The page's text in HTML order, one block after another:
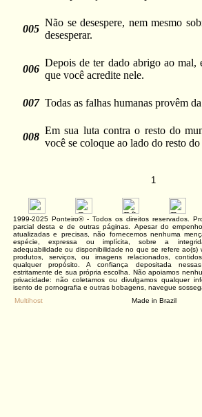
005
Não se desespere, nem mesmo
desesperar.
006
Depois de ter dado abrigo ao mal,
que você acredite nele.
007 Todas as falhas humanas provêm
008
Em sua luta contra o resto do
você se coloque ao lado do resto
1
1999-2025 Ponteiro® - Todos os direitos reservados.
parcial desta e de outras páginas. Apesar do
atualizadas e precisas, não fornecemos nenhuma
espécie, expressa ou implícita, sobre a
adequabilidade ou disponibilidade no que se refere ao(s)
produtos, serviços, ou imagens relacionados,
qualquer propósito. A confiança depositada
estritamente de sua própria escolha. Não apoiamos
privacidade: não coletamos ou divulgamos qualquer
isento de pornografia e outras bobagens, navegue
Multihost
Made in Brazil